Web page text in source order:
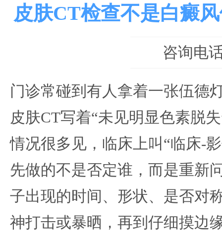
皮肤CT检查不是白癜
咨询电
门诊常碰到有人拿着一张伍德
皮肤CT写着“未见明显色素脱
情况很多见，临床上叫“临床-
先做的不是否定谁，而是重新
子出现的时间、形状、是否对
神打击或暴晒，再到仔细摸边